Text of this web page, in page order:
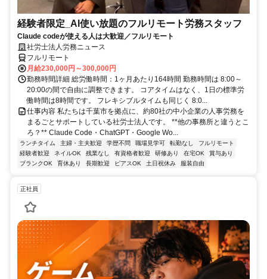
経験者限定_AI使い放題のフルリモート労務スタッフ
Claude codeが使える人は大歓迎／フルリモート
社労士法人労務ニュース
フルリモート
月給230,000円～300,000円
勤務時間詳細 総労働時間：1ヶ月あたり164時間 勤務時間は 8:00～
20:00の間で自由に調整できます。 コアタイムはなく、1日の標準労
働時間は8時間です。 フレキシブルタイムも同じく 8:0...
仕事内容 私たちは千葉市を拠点に、約80社の中小企業の人事労務を
まるごとサポートしている社労士法人です。 **他の事務所と違うとこ
ろ？** Claude Code・ChatGPT・Google Wo...
ランチタイム 主婦・主夫歓迎 学歴不問 職場見学可 転勤なし
フルリモート
経験者歓迎
ネイルOK 残業なし 有資格者歓迎 研修あり 在宅OK
賞与あり
ブランクOK
育休あり 長期歓迎 ピアスOK 土日祝休み 服装自由
正社員